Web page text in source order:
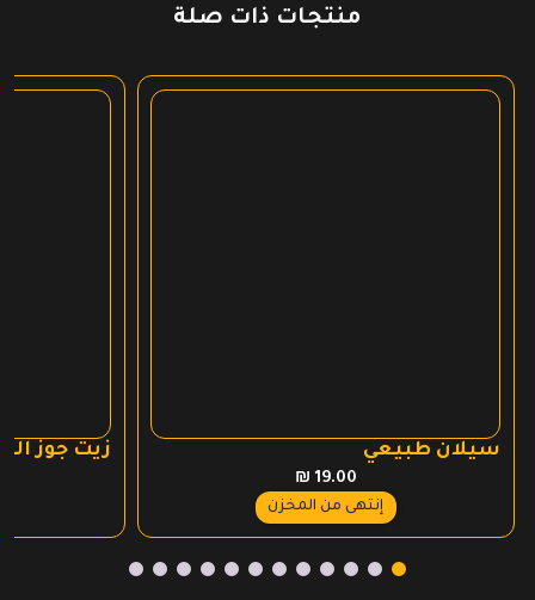
منتجات ذات صلة
سيلان طبيعي
₪ 19.00
إنتهى من المخزن
زيت جوز